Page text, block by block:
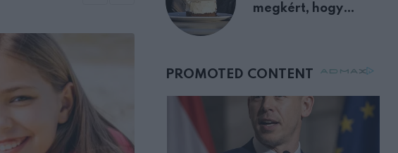
megkért, hogy
mellettem ült az első